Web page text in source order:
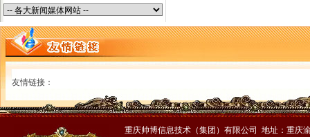
友情链接：
重庆帅博信息技术（集团）有限公司 地址：重庆